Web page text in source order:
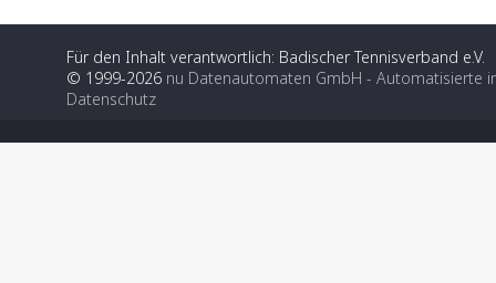
Für den Inhalt verantwortlich: Badischer Tennisverband e.V.
© 1999-2026 nu Datenautomaten GmbH - Automatisierte
Datenschutz